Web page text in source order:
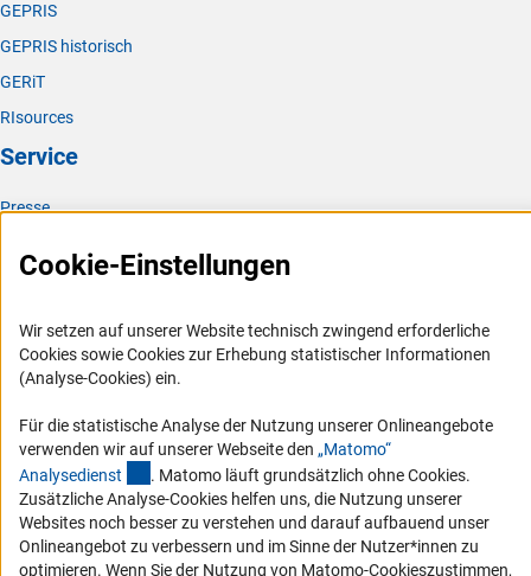
GEPRIS
GEPRIS historisch
GERiT
RIsources
Service
Presse
Karriere
RSS-Feeds
Compliance
Vergabeverfahren
Barrierefreiheit
Service und Informationen für Menschen mit Behinderungen
Erklärung zur Barrierefreiheit
Cookie-Einstellungen
Wir setzen auf unserer Website technisch zwingend erforderliche
Cookies sowie Cookies zur Erhebung statistischer Informationen
(Analyse-Cookies) ein.
Für die statistische Analyse der Nutzung unserer Onlineangebote
verwenden wir auf unserer Webseite den „Matomo“
Analysedienst (externer Link)
. Matomo läuft grundsätzlich ohne Cookies.
Zusätzliche Analyse-Cookies helfen uns, die Nutzung unserer
Websites noch besser zu verstehen und darauf aufbauend unser
Onlineangebot zu verbessern und im Sinne der Nutzer*innen zu
optimieren. Wenn Sie der Nutzung von Matomo-Cookieszustimmen,